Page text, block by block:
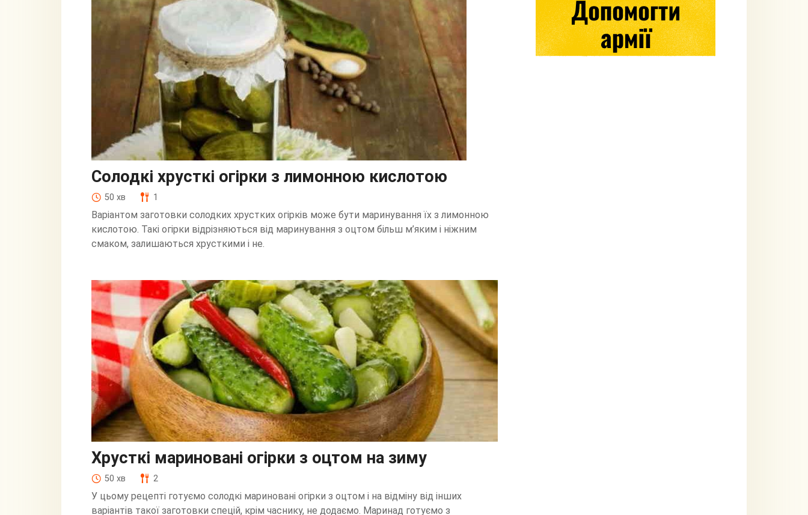
Солодкі хрусткі огірки з лимонною кислотою
50 хв 1
Варіантом заготовки солодких хрустких огірків може бути маринування їх з лимонною
кислотою. Такі огірки відрізняються від маринування з оцтом більш м’яким і ніжним
смаком, залишаються хрусткими і не.
Хрусткі мариновані огірки з оцтом на зиму
50 хв 2
У цьому рецепті готуємо солодкі мариновані огірки з оцтом і на відміну від інших
варіантів такої заготовки спецій, крім часнику, не додаємо. Маринад готуємо з